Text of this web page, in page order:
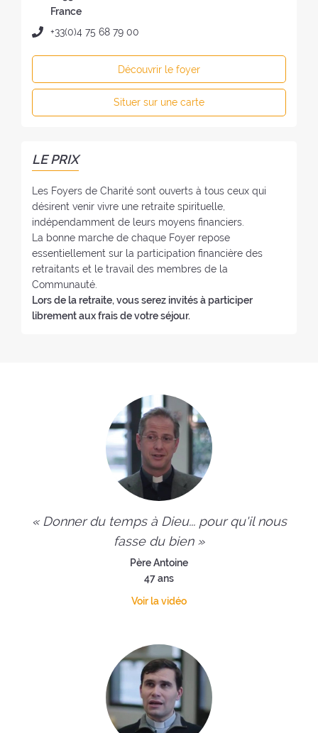
u
o
y
r
e
e
u
r
France
T
e
:
+33(0)4 75 68 79 00
Découvrir le foyer
Situer sur une carte
LE PRIX
Les Foyers de Charité sont ouverts à tous ceux qui
désirent venir vivre une retraite spirituelle,
indépendamment de leurs moyens financiers.
La bonne marche de chaque Foyer repose
essentiellement sur la participation financière des
retraitants et le travail des membres de la
Communauté.
Lors de la retraite, vous serez invités à participer
librement aux frais de votre séjour.
« Donner du temps à Dieu... pour qu'il nous
fasse du bien »
Père Antoine
47 ans
Voir la vidéo